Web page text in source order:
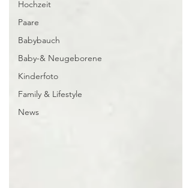
Hochzeit
Paare
Babybauch
Baby-& Neugeborene
Kinderfoto
Family & Lifestyle
News